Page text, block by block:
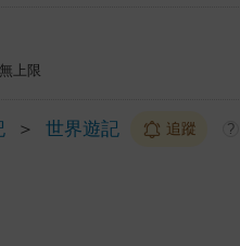
上限
＞ 世界遊記 追蹤 ?